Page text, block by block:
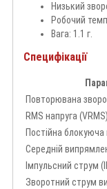
Низький
Робочий
Вага: 1.1 г.
Специфікації
Повторювана
RMS напруга (VRMS)
Постійна блокуюча
Середній
Імпульсний струм
Зворотний струм